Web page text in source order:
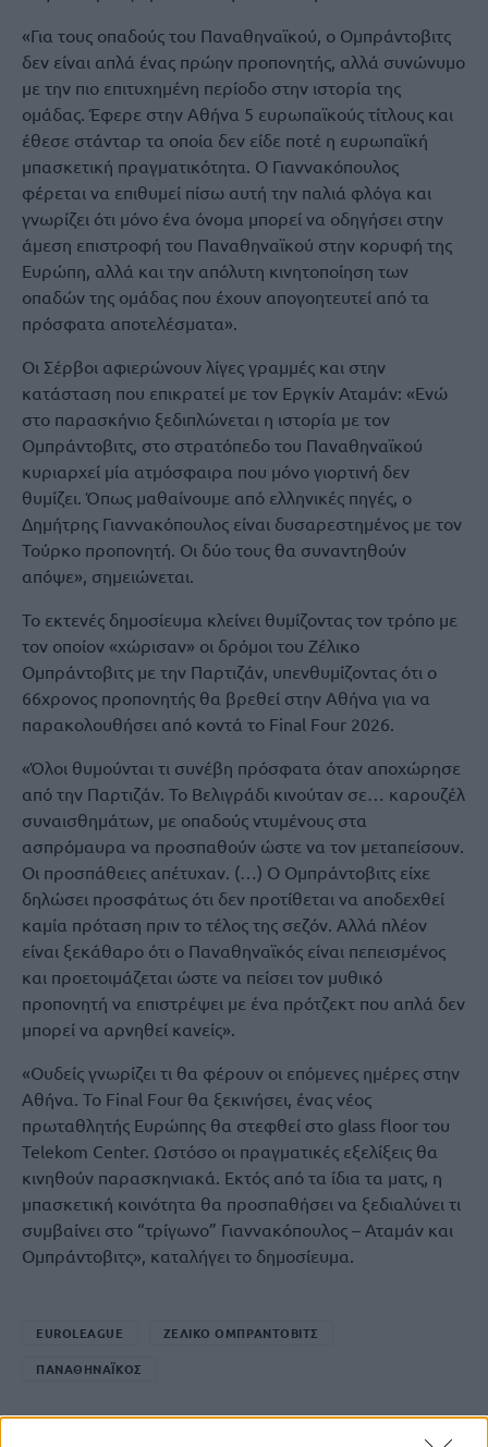
«Για τους οπαδούς του Παναθηναϊκού, ο Ομπράντοβιτς
δεν είναι απλά ένας πρώην προπονητής, αλλά συνώνυμο
με την πιο επιτυχημένη περίοδο στην ιστορία της
ομάδας. Έφερε στην Αθήνα 5 ευρωπαϊκούς τίτλους και
έθεσε στάνταρ τα οποία δεν είδε ποτέ η ευρωπαϊκή
μπασκετική πραγματικότητα. Ο Γιαννακόπουλος
φέρεται να επιθυμεί πίσω αυτή την παλιά φλόγα και
γνωρίζει ότι μόνο ένα όνομα μπορεί να οδηγήσει στην
άμεση επιστροφή του Παναθηναϊκού στην κορυφή της
Ευρώπη, αλλά και την απόλυτη κινητοποίηση των
οπαδών της ομάδας που έχουν απογοητευτεί από τα
πρόσφατα αποτελέσματα».
Οι Σέρβοι αφιερώνουν λίγες γραμμές και στην
κατάσταση που επικρατεί με τον Εργκίν Αταμάν: «Ενώ
στο παρασκήνιο ξεδιπλώνεται η ιστορία με τον
Ομπράντοβιτς, στο στρατόπεδο του Παναθηναϊκού
κυριαρχεί μία ατμόσφαιρα που μόνο γιορτινή δεν
θυμίζει. Όπως μαθαίνουμε από ελληνικές πηγές, ο
Δημήτρης Γιαννακόπουλος είναι δυσαρεστημένος με τον
Τούρκο προπονητή. Οι δύο τους θα συναντηθούν
απόψε», σημειώνεται.
Το εκτενές δημοσίευμα κλείνει θυμίζοντας τον τρόπο με
τον οποίον «χώρισαν» οι δρόμοι του Ζέλικο
Ομπράντοβιτς με την Παρτιζάν, υπενθυμίζοντας ότι ο
66χρονος προπονητής θα βρεθεί στην Αθήνα για να
παρακολουθήσει από κοντά το Final Four 2026.
«Όλοι θυμούνται τι συνέβη πρόσφατα όταν αποχώρησε
από την Παρτιζάν. Το Βελιγράδι κινούταν σε… καρουζέλ
συναισθημάτων, με οπαδούς ντυμένους στα
ασπρόμαυρα να προσπαθούν ώστε να τον μεταπείσουν.
Οι προσπάθειες απέτυχαν. (…) Ο Ομπράντοβιτς είχε
δηλώσει προσφάτως ότι δεν προτίθεται να αποδεχθεί
καμία πρόταση πριν το τέλος της σεζόν. Αλλά πλέον
είναι ξεκάθαρο ότι ο Παναθηναϊκός είναι πεπεισμένος
και προετοιμάζεται ώστε να πείσει τον μυθικό
προπονητή να επιστρέψει με ένα πρότζεκτ που απλά δεν
μπορεί να αρνηθεί κανείς».
«Ουδείς γνωρίζει τι θα φέρουν οι επόμενες ημέρες στην
Αθήνα. Το Final Four θα ξεκινήσει, ένας νέος
πρωταθλητής Ευρώπης θα στεφθεί στο glass floor του
Telekom Center. Ωστόσο οι πραγματικές εξελίξεις θα
κινηθούν παρασκηνιακά. Εκτός από τα ίδια τα ματς, η
μπασκετική κοινότητα θα προσπαθήσει να ξεδιαλύνει τι
συμβαίνει στο “τρίγωνο” Γιαννακόπουλος – Αταμάν και
Ομπράντοβιτς», καταλήγει το δημοσίευμα.
EUROLEAGUE ΖΕΛΙΚΟ ΟΜΠΡΑΝΤΟΒΙΤΣ
ΠΑΝΑΘΗΝΑΪΚΟΣ